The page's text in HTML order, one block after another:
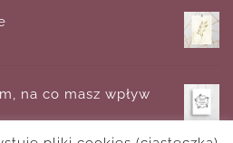
na co masz wpływ